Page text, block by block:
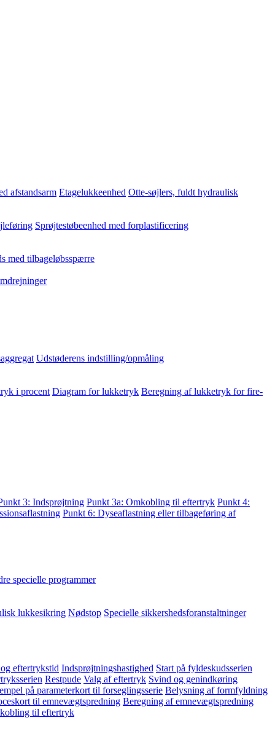
afstandsarm Etagelukkeenhed Otte-søjlers, fuldt hydraulisk
Sprøjtestøbeenhed med forplastificering
med tilbageløbsspærre
Udstøderens indstilling/opmåling
i procent Diagram for lukketryk Beregning af lukketryk for fire-
3: Indsprøjtning Punkt 3a: Omkobling til eftertryk Punkt 4:
Punkt 6: Dyseaflastning eller tilbageføring af
specielle programmer
lukkesikring Nødstop Specielle sikkershedsforanstaltninger
eftertrykstid Indsprøjtningshastighed Start på fyldeskudsserien
Restpude Valg af eftertryk Svind og genindkøring
på parameterkort til forseglingsserie Belysning af formfyldning
til emnevægtspredning Beregning af emnevægtspredning
til eftertryk